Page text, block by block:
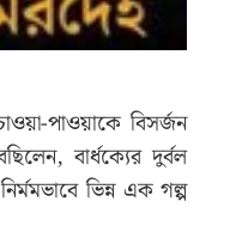
পাওয়াকে বিসর্জন
বার্ধক্যের দুর্বল
ভিন্ন এক গল্প